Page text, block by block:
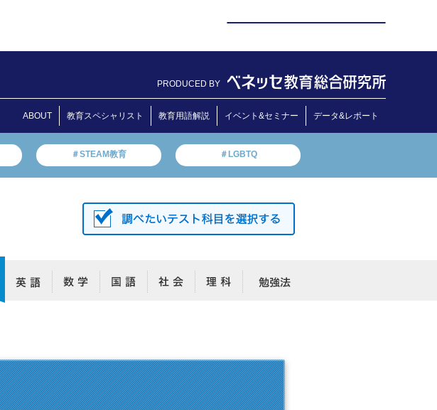
PRODUCED BY
ABOUT 教育スペシャリスト 教育用語解説 イベント&セミナー データ&レポート
＃STEAM教育 ＃LGBTQ